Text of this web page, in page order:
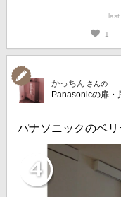
1
かっちん さんの
Panasonicの扉・
パナソニックのベ